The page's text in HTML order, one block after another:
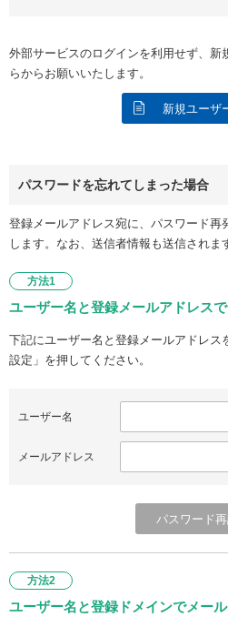
外部サービスのログインを利用せず、新
らからお願いいたします。
新規ユーザ
パスワードを忘れてしまった場合
登録メールアドレス宛に、パスワード再
します。なお、送信者情報も送信されま
方法1
ユーザー名と登録メールアドレス
下記にユーザー名と登録メールアドレス
設定」を押してください。
ユーザー名
メールアドレス
方法2
ユーザー名と登録ドメインでメー